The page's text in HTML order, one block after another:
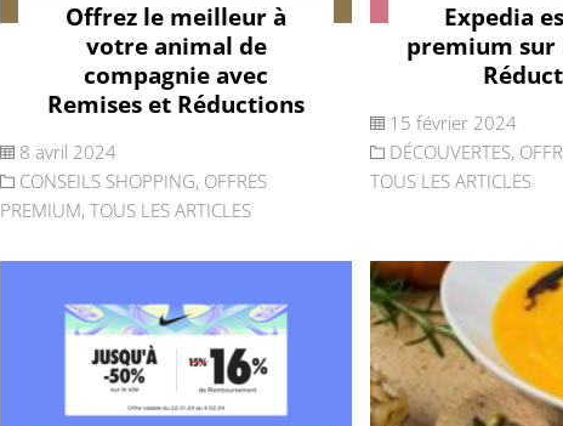
Offrez le meilleur à
votre animal de
compagnie avec
Remises et Réductions
8 avril 2024
CONSEILS SHOPPING, OFFRES
PREMIUM, TOUS LES ARTICLES
Expedia
premium sur
15 février 2024
DÉCOUVERTES,
TOUS LES ARTICLES